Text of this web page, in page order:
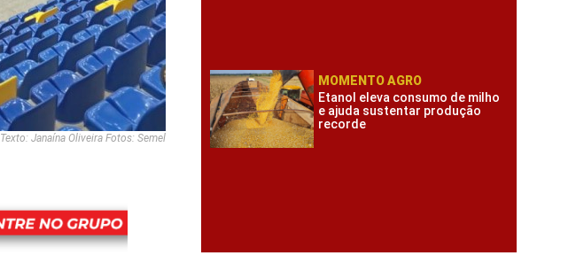
Texto: Janaína Oliveira Fotos: Semel
MOMENTO AGRO
Etanol eleva consumo de milho
e ajuda sustentar produção
recorde